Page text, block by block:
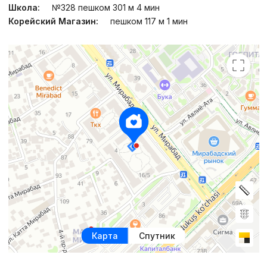
Школа:
№328 пешком 301 м 4 мин
Корейский Магазин:
пешком 117 м 1 мин
Карта Спутник